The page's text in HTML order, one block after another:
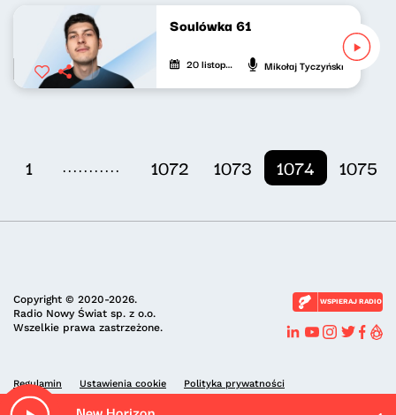
Soulówka 61
20 listopada 2022 Mikołaj Tyczyński
1 ........... 1072 1073 1074 1075
Copyright © 2020-2026.
Radio Nowy Świat sp. z o.o.
Wszelkie prawa zastrzeżone.
WSPIERAJ RADIO
Regulamin Ustawienia cookie Polityka prywatności